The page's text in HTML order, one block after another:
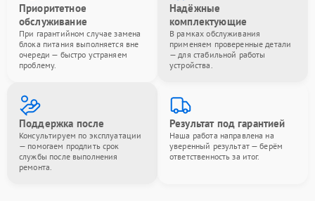
Приоритетное
обслуживание
При гарантийном случае замена
блока питания выполняется вне
очереди — быстро устраняем
проблему.
Надёжные
комплектующие
В рамках обслуживания
применяем проверенные детали
— для стабильной работы
устройства.
Поддержка после
Консультируем по эксплуатации
— помогаем продлить срок
службы после выполнения
ремонта.
Результат под гарантией
Наша работа направлена на
уверенный результат — берём
ответственность за итог.